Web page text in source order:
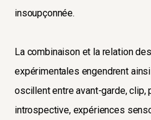
insoupçonnée.
La combinaison et la relation
expérimentales engendrent
oscillent entre avant-garde, clip,
introspective, expériences